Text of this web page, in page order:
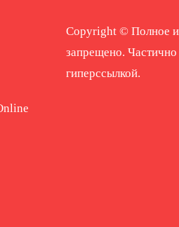
Copyright © Полное
запрещено.
гиперссылкой.